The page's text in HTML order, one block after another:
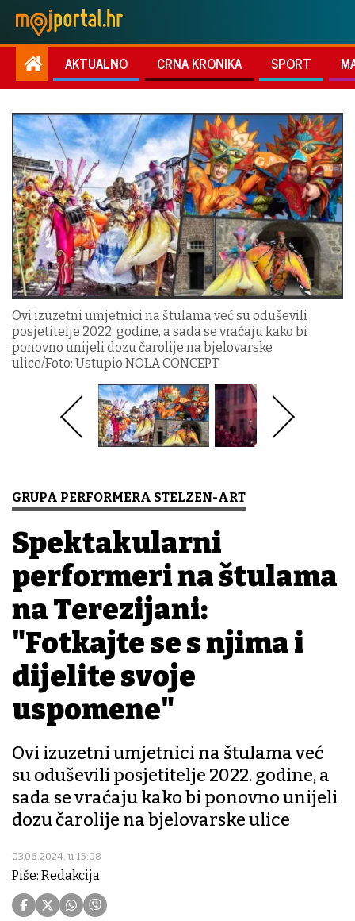
AKTUALNO CRNA KRONIKA SPORT
Ovi izuzetni umjetnici na štulama već su oduševili
posjetitelje 2022. godine, a sada se vraćaju kako bi
ponovno unijeli dozu čarolije na bjelovarske
ulice/Foto: Ustupio NOLA CONCEPT
GRUPA PERFORMERA STELZEN-ART
Spektakularni
performeri na štulama
na Terezijani:
"Fotkajte se s njima i
dijelite svoje
uspomene"
Ovi izuzetni umjetnici na štulama već
su oduševili posjetitelje 2022. godine, a
sada se vraćaju kako bi ponovno unijeli
dozu čarolije na bjelovarske ulice
03.06.2024. u 15:08
Piše: Redakcija